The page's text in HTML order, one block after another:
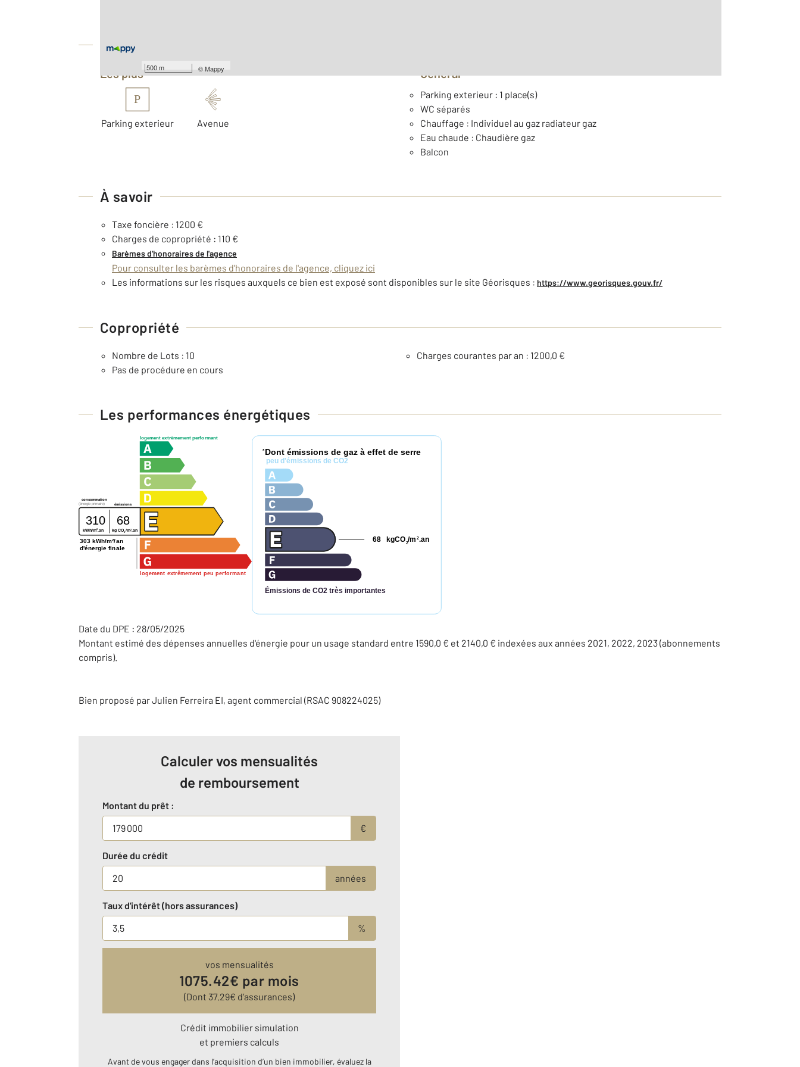
500 m ©Mappy
Équipements
Les plus
P
Parking exterieur Avenue
Général
Parking exterieur : 1 place(s)
WC séparés
Chauffage : Individuel au gaz radiateur gaz
Eau chaude : Chaudière gaz
Balcon
À savoir
Taxe foncière : 1200 €
Charges de copropriété : 110 €
Barèmes d'honoraires de l'agence
Pour consulter les barèmes d'honoraires de l'agence, cliquez ici
Les informations sur les risques auxquels ce bien est exposé sont disponibles sur le site Géorisques : https://www.georisques.gouv.fr/
Copropriété
Nombre de Lots : 10
Charges courantes par an : 1200,0 €
Pas de procédure en cours
Les performances énergétiques
logement extrêmement performant
logement extrêmement peu performant
consommation
émissions
(énergie primaire)
310 68
kWh/m2 .an kg CO2/m2 .an
303 kWh/m²/an
d'énergie finale
* Dont émissions de gaz à effet de serre
peu d'émissions de CO2
Émissions de CO2 très importantes
kgCO2/m 2.an
68
Date du DPE : 28/05/2025
Montant estimé des dépenses annuelles d'énergie pour un usage standard entre 1590,0 € et 2140,0 € indexées aux années 2021, 2022, 2023 (abonnements
compris).
Bien proposé parJulien Ferreira EI, agent commercial (RSAC 908224025)
Calculer vos mensualités
de remboursement
Montant du prêt :
€
Durée du crédit
années
Taux d'intérêt (hors assurances)
%
vos mensualités
1075.42€ par mois
(Dont 37.29€ d’assurances)
Crédit immobilier simulation
et premiers calculs
Avant de vous engager dans l’acquisition d’un bien immobilier, évaluez la